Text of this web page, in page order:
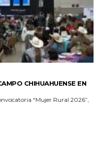
CHIHUAHUENSE EN
“Mujer Rural 2026”,